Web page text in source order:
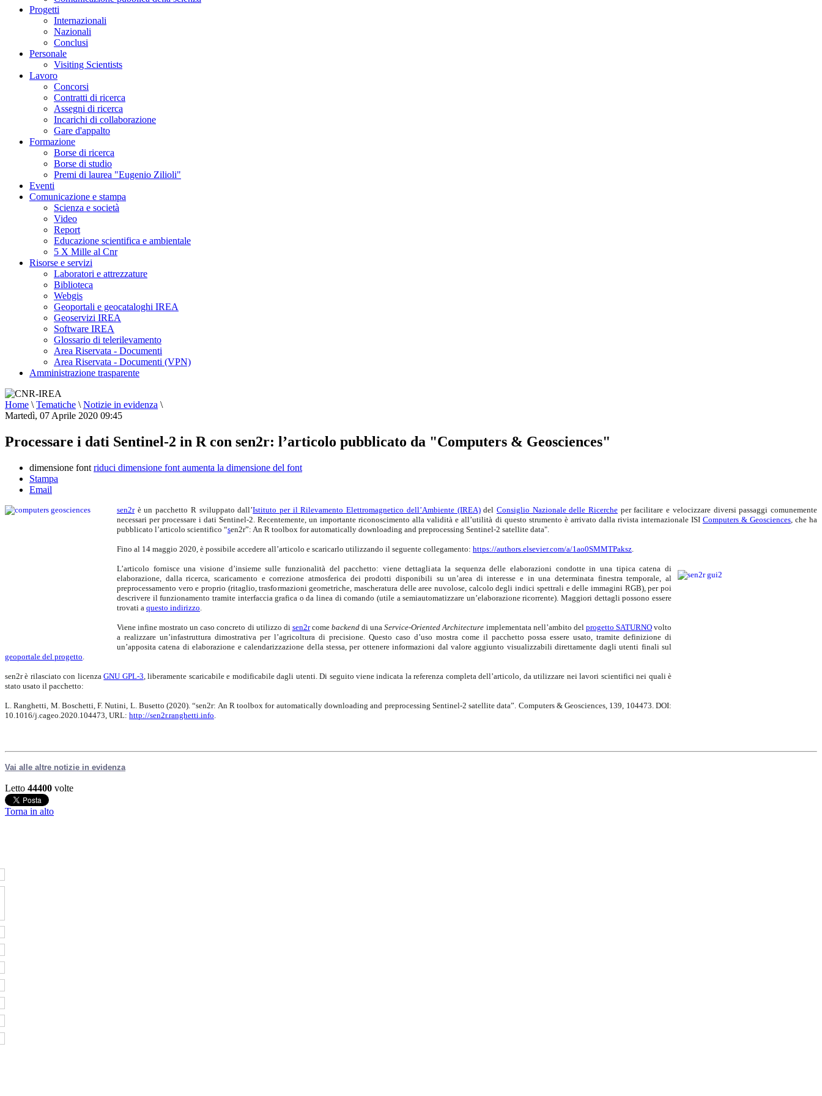
Progetti
Internazionali
Nazionali
Conclusi
Personale
Visiting Scientists
Lavoro
Concorsi
Contratti di ricerca
Assegni di ricerca
Incarichi di collaborazione
Gare d'appalto
Formazione
Borse di ricerca
Borse di studio
Premi di laurea "Eugenio Zilioli"
Eventi
Comunicazione e stampa
Scienza e società
Video
Report
Educazione scientifica e ambientale
5 X Mille al Cnr
Risorse e servizi
Laboratori e attrezzature
Biblioteca
Webgis
Geoportali e geocataloghi IREA
Geoservizi IREA
Software IREA
Glossario di telerilevamento
Area Riservata - Documenti
Area Riservata - Documenti (VPN)
Amministrazione trasparente
Home \ Tematiche \ Notizie in evidenza \
Martedì, 07 Aprile 2020 09:45
Processare i dati Sentinel-2 in R con sen2r: l’articolo pubblicato da "Computers & Geosciences"
dimensione font riduci dimensione font aumenta la dimensione del font
Stampa
Email
sen2rè un pacchetto R sviluppato dall’Istituto per il Rilevamento Elettromagnetico dell’Ambiente (IREA)del Consiglio Nazionale delle Ricerche per facilitare e velocizzare diversi passaggi comunemente
necessari per processare i dati Sentinel-2. Recentemente, un importante riconoscimento alla validità e all’utilità di questo strumento è arrivato dalla rivista internazionale ISI Computers & Geosciences, che ha
pubblicato l’articolo scientifico “sen2r”: An R toolbox for automatically downloading and preprocessing Sentinel-2 satellite data".
Fino al 14 maggio 2020, è possibile accedere all’articolo e scaricarlo utilizzando il seguente collegamento: https://authors.elsevier.com/a/1ao0SMMTPaksz
L’articolo fornisce una visione d’insieme sulle funzionalità del pacchetto: viene dettagliata la sequenza delle elaborazioni condotte in una tipica catena di
elaborazione, dalla ricerca, scaricamento e correzione atmosferica dei prodotti disponibili su un’area di interesse e in una determinata finestra temporale, al
preprocessamento vero e proprio (ritaglio, trasformazioni geometriche, mascheratura delle aree nuvolose, calcolo degli indici spettrali e delle immagini RGB), per poi
descrivere il funzionamento tramite interfaccia grafica o da linea di comando (utile a semiautomatizzare un’elaborazione ricorrente). Maggiori dettagli possono essere
trovati a questo indirizzo
Viene infine mostrato un caso concreto di utilizzo di sen2rcomebackend di unaService-Oriented Architecture implementata nell’ambito del progetto SATURNOvolto
a realizzare un’infastruttura dimostrativa per l’agricoltura di precisione. Questo caso d’uso mostra come il pacchetto possa essere usato, tramite definizione di
un’apposita catena di elaborazione e calendarizzazione della stessa, per ottenere informazioni dal valore aggiunto visualizzabili direttamente dagli utenti finali sul
geoportale del progetto
sen2r è rilasciato con licenzaGNU GPL-3 , liberamente scaricabile e modificabile dagli utenti. Di seguito viene indicata la referenza completa dell’articolo, da utilizzare nei lavori scientifici nei quali è
stato usato il pacchetto:
L. Ranghetti, M. Boschetti, F. Nutini, L. Busetto (2020). “sen2r: An R toolbox for automatically downloading and preprocessing Sentinel-2 satellite data”. Computers & Geosciences, 139, 104473. DOI:
10.1016/j.cageo.2020.104473, URL: http://sen2r.ranghetti.info
Vai alle altre notizie in evidenza
Letto 44400 volte
Torna in alto